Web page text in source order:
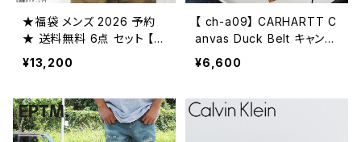
★福袋 メンズ 2026 予約
★ 送料無料 6点 セット 【2
025年12月初旬～発送予
定】ブランド ファッション お
ト系 アメカジ 大きいサイズ
M L XL
¥13,200
【 ch-a09】 CARHARTT C
anvas Duck Belt キャンバ
スダックベルト ワークベル
ト ブラウン ブラック アメカ
おしゃれ 人気 ブランド ワー
¥6,600